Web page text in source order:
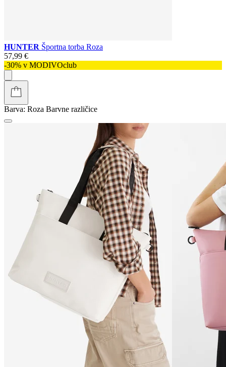
HUNTER Športna torba Roza
57,99 €
-30% v MODIVOclub
Barva: Roza Barvne različice